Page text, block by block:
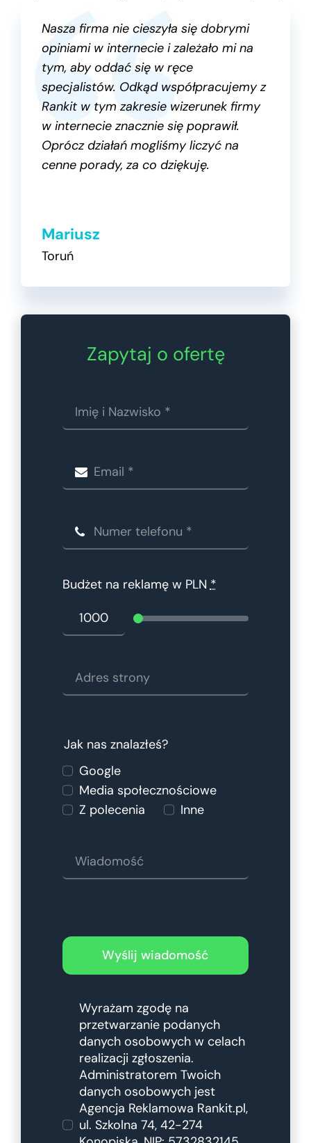
Internecie.
Nasza firma nie cieszyła się dobrymi
opiniami w internecie i zależało mi na
tym, aby oddać się w ręce
specjalistów. Odkąd współpracujemy z
Rankit w tym zakresie wizerunek firmy
w internecie znacznie się poprawił.
Oprócz działań mogliśmy liczyć na
cenne porady, za co dziękuję.
Mariusz
Toruń
Zapytaj o ofertę
Budżet na reklamę w PLN*
Jak nas znalazłeś?
Google
Media społecznościowe
Z polecenia
Inne
Wyślij wiadomość
Wyrażam zgodę na
przetwarzanie podanych
danych osobowych w celach
realizacji zgłoszenia.
Administratorem Twoich
danych osobowych jest
Agencja Reklamowa Rankit.pl,
ul. Szkolna 74, 42-274